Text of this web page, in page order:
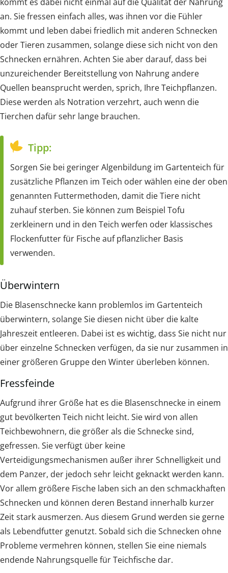
an. Sie fressen einfach alles, was ihnen vor die Fühler
kommt und leben dabei friedlich mit anderen Schnecken
oder Tieren zusammen, solange diese sich nicht von den
Schnecken ernähren. Achten Sie aber darauf, dass bei
unzureichender Bereitstellung von Nahrung andere
Quellen beansprucht werden, sprich, Ihre Teichpflanzen.
Diese werden als Notration verzehrt, auch wenn die
Tierchen dafür sehr lange brauchen.
Tipp:
Sorgen Sie bei geringer Algenbildung im Gartenteich für
zusätzliche Pflanzen im Teich oder wählen eine der oben
genannten Futtermethoden, damit die Tiere nicht
zuhauf sterben. Sie können zum Beispiel Tofu
zerkleinern und in den Teich werfen oder klassisches
Flockenfutter für Fische auf pflanzlicher Basis
verwenden.
Überwintern
Die Blasenschnecke kann problemlos im Gartenteich
überwintern, solange Sie diesen nicht über die kalte
Jahreszeit entleeren. Dabei ist es wichtig, dass Sie nicht nur
über einzelne Schnecken verfügen, da sie nur zusammen in
einer größeren Gruppe den Winter überleben können.
Fressfeinde
Aufgrund ihrer Größe hat es die Blasenschnecke in einem
gut bevölkerten Teich nicht leicht. Sie wird von allen
Teichbewohnern, die größer als die Schnecke sind,
gefressen. Sie verfügt über keine
Verteidigungsmechanismen außer ihrer Schnelligkeit und
dem Panzer, der jedoch sehr leicht geknackt werden kann.
Vor allem größere Fische laben sich an den schmackhaften
Schnecken und können deren Bestand innerhalb kurzer
Zeit stark ausmerzen. Aus diesem Grund werden sie gerne
als Lebendfutter genutzt. Sobald sich die Schnecken ohne
Probleme vermehren können, stellen Sie eine niemals
endende Nahrungsquelle für Teichfische dar.